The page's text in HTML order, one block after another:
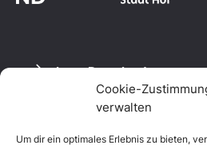
Cookie-
verwalten
Um dir ein optimales Erlebnis zu bieten,
Logo Download
Datenschutzerklärung